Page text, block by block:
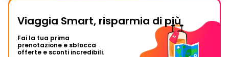
Viaggia Smart, risparmia di più
Fai la tua prima
prenotazione e sblocca
offerte e sconti incredibili.